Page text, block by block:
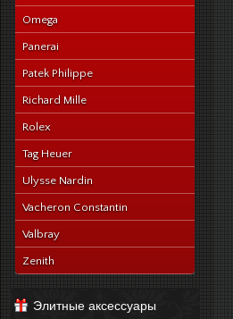
Omega
Panerai
Patek Philippe
Richard Mille
Rolex
Tag Heuer
Ulysse Nardin
Vacheron Constantin
Valbray
Zenith
Элитные аксессуары